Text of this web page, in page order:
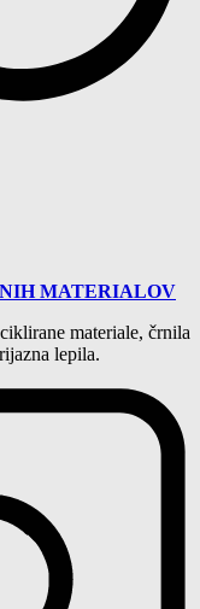
MATERIALOV
materiale, črnila
lepila.